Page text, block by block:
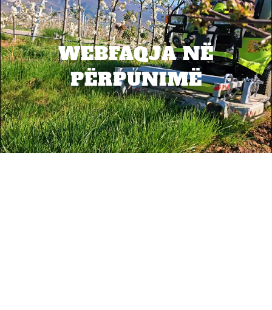
WEBFAQJA NË
PËRPUNIMË